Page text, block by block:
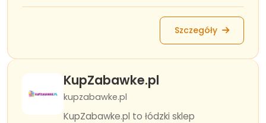
Szczegóły
KupZabawke.pl
kupzabawke.pl
KupZabawke.pl to łódzki sklep